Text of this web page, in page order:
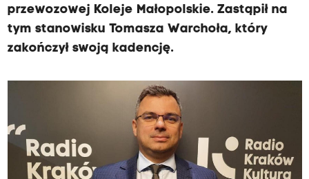
przewozowej Koleje Małopolskie. Zastąpił na
tym stanowisku Tomasza Warchoła, który
zakończył swoją kadencję.